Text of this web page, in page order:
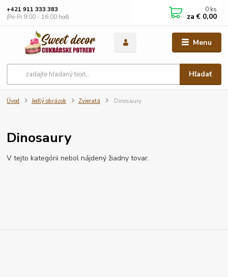
Menu
Hľadať
+421 911 333 383
(Po-Pi 9:00 - 16:00 hod)
0 ks
za € 0,00
Úvod Jedlý obrázok Zvieratá Dinosaury
Dinosaury
V tejto kategórii nebol nájdený žiadny tovar.